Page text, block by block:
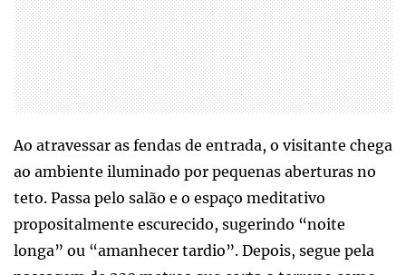
Ao atravessar as fendas de entrada, o visitante chega
ao ambiente iluminado por pequenas aberturas no
teto. Passa pelo salão e o espaço meditativo
propositalmente escurecido, sugerindo “noite
longa” ou “amanhecer tardio”. Depois, segue pela